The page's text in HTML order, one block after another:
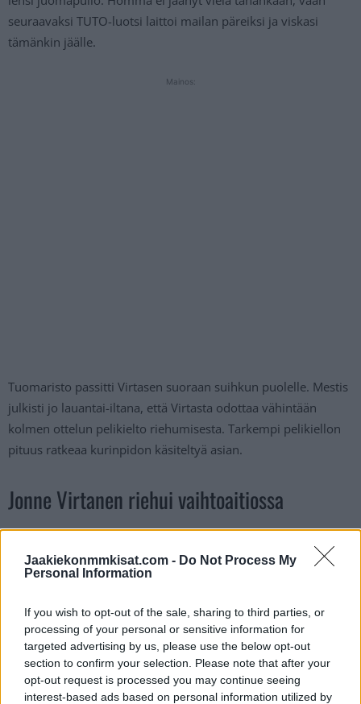
Jaakiekonmmkisat.com - Do Not Process My
Personal Information
If you wish to opt-out of the sale, sharing to third parties, or
processing of your personal or sensitive information for
targeted advertising by us, please use the below opt-out
section to confirm your selection. Please note that after your
opt-out request is processed you may continue seeing
interest-based ads based on personal information utilized by
seuraavaksi TUTO-luotsi laittoi mailan päreiksi ja viskasi
tämänkin jäälle.
Mainos:
Tuomaristo passitti Virtasen suoraan suihkun puolelle. Mestis
julkisti jo lauantai-iltana, että Virtasta odottaa vähintään
kolmen ottelun pelikielto riehumisesta. Tarkempi pelikiellon
pituus ratkeaa kurinpidon käsiteltyä asian.
Jonne Virtanen riehui vaihtoaitiossa
TUTON VALMENTAJA JONNE VIRTANEN
HEITTÄÄ TAVARAA JÄÄLLE OTTELUSSA
TILANTEESTA TOIMIHENKILÖN
PELIRANGAISTUKSEN.#MESTIS #TUTO
#IPK PIC.TWITTER.COM/3F4IASY0D1